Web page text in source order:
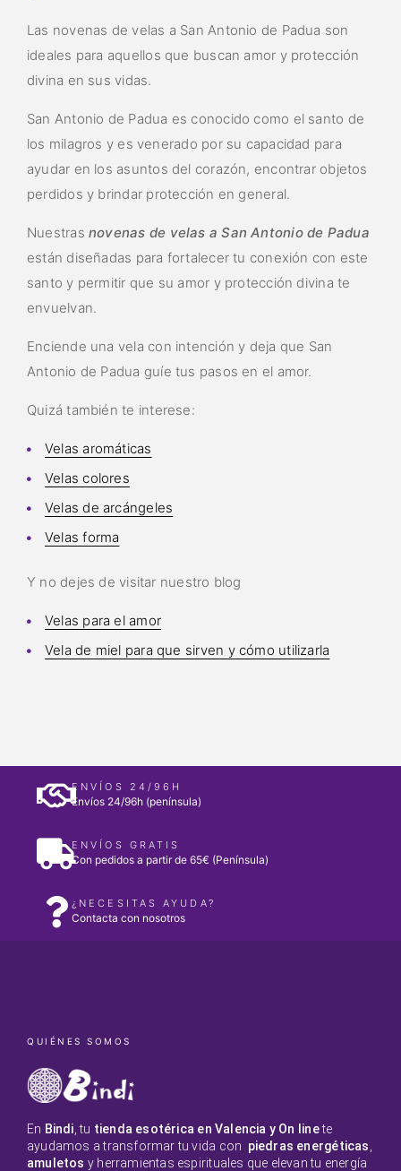
Las novenas de velas a San Antonio de Padua son
ideales para aquellos que buscan amor y protección
divina en sus vidas.
San Antonio de Padua es conocido como el santo de
los milagros y es venerado por su capacidad para
ayudar en los asuntos del corazón, encontrar objetos
perdidos y brindar protección en general.
Nuestras novenas de velas a San Antonio de Padua
están diseñadas para fortalecer tu conexión con este
santo y permitir que su amor y protección divina te
envuelvan.
Enciende una vela con intención y deja que San
Antonio de Padua guíe tus pasos en el amor.
Quizá también te interese:
Velas aromáticas
Velas colores
Velas de arcángeles
Velas forma
Y no dejes de visitar nuestro blog
Velas para el amor
Vela de miel para que sirven y cómo utilizarla
ENVÍOS 24/96H
Envíos 24/96h (península)
ENVÍOS GRATIS
Con pedidos a partir de 65€ (Península)
¿NECESITAS AYUDA?
Contacta con nosotros
QUIÉNES SOMOS
En Bindi , tu tienda esotérica en Valencia y On linete
ayudamos a transformar tu vida con piedras energéticas
amuletos y herramientas espirituales que elevan tu energía